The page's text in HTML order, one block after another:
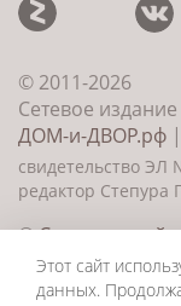
© 2011-2026
Сетевое
ДОМ-и-ДВОР.рф |
свидетельство ЭЛ
редактор Степура
©Создание
2026
Этот сайт
данных.